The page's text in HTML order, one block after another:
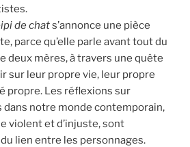
de chats’annonce une pièce
parce qu’elle parle avant tout du
deux mères, à travers une quête
sur leur propre vie, leur propre
propre. Les réflexions sur
dans notre monde contemporain,
violent et d’injuste, sont
lien entre les personnages.